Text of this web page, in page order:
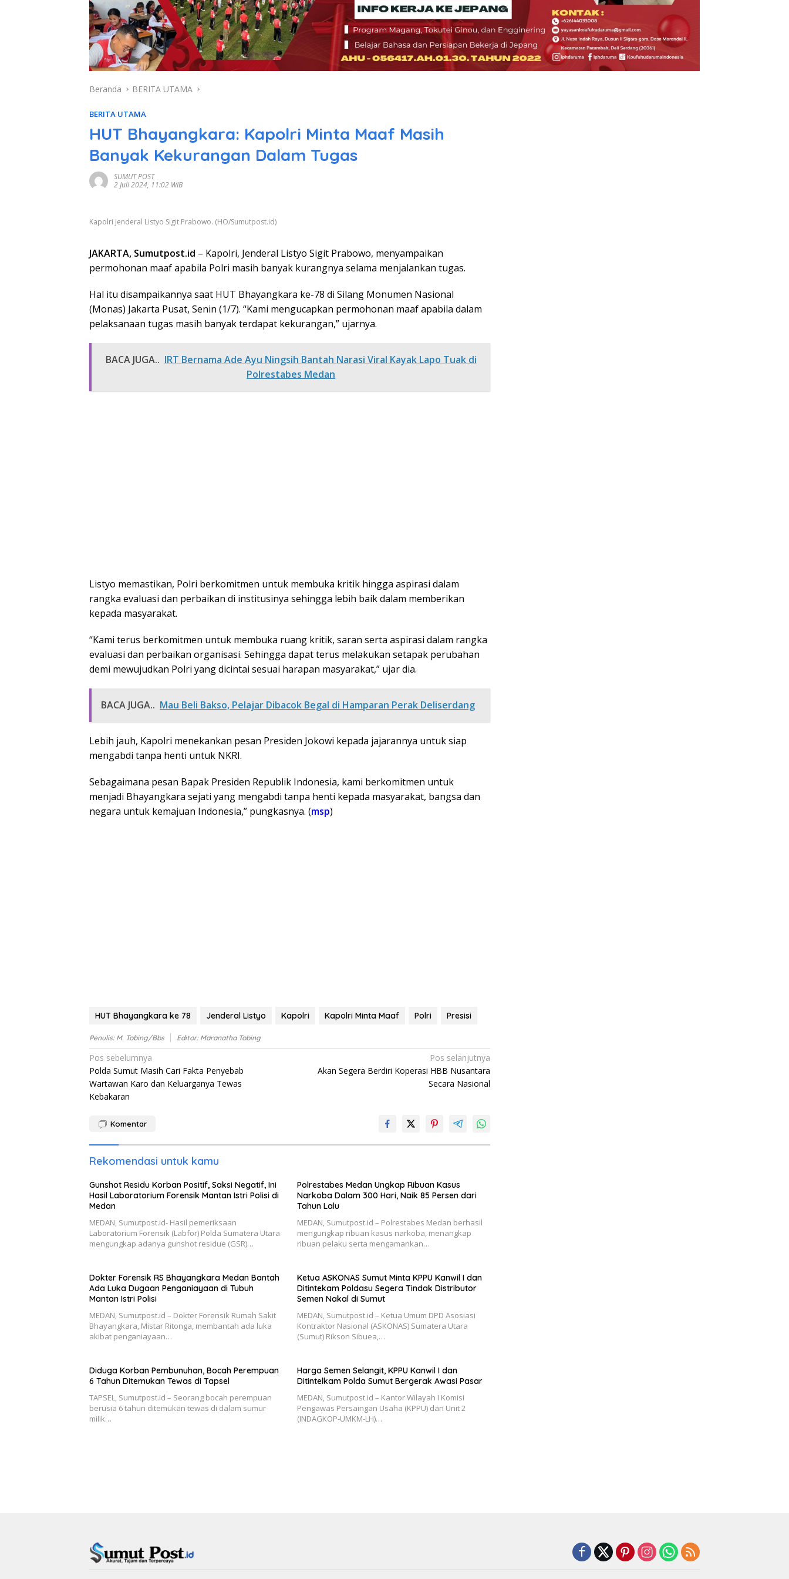
Beranda BERITA UTAMA
BERITA UTAMA
HUT Bhayangkara: Kapolri Minta Maaf Masih
Banyak Kekurangan Dalam Tugas
SUMUT POST
2 Juli 2024, 11:02 WIB
Kapolri Jenderal Listyo Sigit Prabowo. (HO/Sumutpost.id)
JAKARTA, Sumutpost.id – Kapolri, Jenderal Listyo Sigit Prabowo, menyampaikan
permohonan maaf apabila Polri masih banyak kurangnya selama menjalankan tugas.
Hal itu disampaikannya saat HUT Bhayangkara ke-78 di Silang Monumen Nasional
(Monas) Jakarta Pusat, Senin (1/7). “Kami mengucapkan permohonan maaf apabila dalam
pelaksanaan tugas masih banyak terdapat kekurangan,” ujarnya.
BACA JUGA.. IRT Bernama Ade Ayu Ningsih Bantah Narasi Viral Kayak Lapo Tuak di
Polrestabes Medan
Listyo memastikan, Polri berkomitmen untuk membuka kritik hingga aspirasi dalam
rangka evaluasi dan perbaikan di institusinya sehingga lebih baik dalam memberikan
kepada masyarakat.
“Kami terus berkomitmen untuk membuka ruang kritik, saran serta aspirasi dalam rangka
evaluasi dan perbaikan organisasi. Sehingga dapat terus melakukan setapak perubahan
demi mewujudkan Polri yang dicintai sesuai harapan masyarakat,” ujar dia.
BACA JUGA.. Mau Beli Bakso, Pelajar Dibacok Begal di Hamparan Perak Deliserdang
Lebih jauh, Kapolri menekankan pesan Presiden Jokowi kepada jajarannya untuk siap
mengabdi tanpa henti untuk NKRI.
Sebagaimana pesan Bapak Presiden Republik Indonesia, kami berkomitmen untuk
menjadi Bhayangkara sejati yang mengabdi tanpa henti kepada masyarakat, bangsa dan
negara untuk kemajuan Indonesia,” pungkasnya. (msp)
HUT Bhayangkara ke 78 Jenderal Listyo Kapolri Kapolri Minta Maaf Polri Presisi
Penulis: M. Tobing/bbs Editor: Maranatha Tobing
Navigasi
pos
Pos sebelumnya
Polda Sumut Masih Cari Fakta Penyebab
Wartawan Karo dan Keluarganya Tewas
Kebakaran
Pos selanjutnya
Akan Segera Berdiri Koperasi HBB Nusantara
Secara Nasional
Komentar
Rekomendasi untuk kamu
Gunshot Residu Korban Positif, Saksi Negatif, Ini
Hasil Laboratorium Forensik Mantan Istri Polisi di
Medan
MEDAN, Sumutpost.id- Hasil pemeriksaan
Laboratorium Forensik (Labfor) Polda Sumatera Utara
mengungkap adanya gunshot residue (GSR)…
Polrestabes Medan Ungkap Ribuan Kasus
Narkoba Dalam 300 Hari, Naik 85 Persen dari
Tahun Lalu
MEDAN, Sumutpost.id – Polrestabes Medan berhasil
mengungkap ribuan kasus narkoba, menangkap
ribuan pelaku serta mengamankan…
Dokter Forensik RS Bhayangkara Medan Bantah
Ada Luka Dugaan Penganiayaan di Tubuh
Mantan Istri Polisi
MEDAN, Sumutpost.id – Dokter Forensik Rumah Sakit
Bhayangkara, Mistar Ritonga, membantah ada luka
akibat penganiayaan…
Ketua ASKONAS Sumut Minta KPPU Kanwil I dan
Ditintekam Poldasu Segera Tindak Distributor
Semen Nakal di Sumut
MEDAN, Sumutpost.id – Ketua Umum DPD Asosiasi
Kontraktor Nasional (ASKONAS) Sumatera Utara
(Sumut) Rikson Sibuea,…
Diduga Korban Pembunuhan, Bocah Perempuan
6 Tahun Ditemukan Tewas di Tapsel
TAPSEL, Sumutpost.id – Seorang bocah perempuan
berusia 6 tahun ditemukan tewas di dalam sumur
milik…
Harga Semen Selangit, KPPU Kanwil I dan
Ditintelkam Polda Sumut Bergerak Awasi Pasar
MEDAN, Sumutpost.id – Kantor Wilayah I Komisi
Pengawas Persaingan Usaha (KPPU) dan Unit 2
(INDAGKOP-UMKM-LH)…